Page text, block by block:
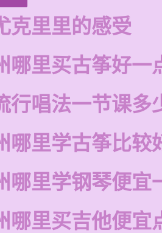
克里里的感受
哪里买古筝好一
行唱法一节课多
哪里学古筝比较
哪里学钢琴便宜
哪里买吉他便宜